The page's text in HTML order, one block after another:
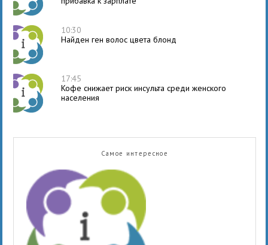
10:30
Найден ген волос цвета блонд
17:45
Кофе снижает риск инсульта среди женского
населения
Самое интересное